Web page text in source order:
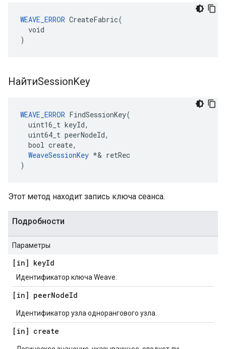
WEAVE_ERROR CreateFabric(
  void
)
НайтиSessionKey
WEAVE_ERROR FindSessionKey(
  uint16_t keyId,
  uint64_t peerNodeId,
  bool create,
WeaveSessionKey *& retRec
)
Этот метод находит запись ключа сеанса.
Подробности
Параметры
[in] keyId
Идентификатор ключа Weave.
[in] peerNodeId
Идентификатор узла однорангового узла.
[in] create